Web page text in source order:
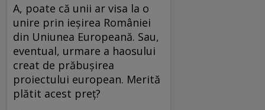
A, poate că unii ar visa la o
unire prin ieşirea României
din Uniunea Europeană. Sau,
eventual, urmare a haosului
creat de prăbuşirea
proiectului european. Merită
plătit acest preţ?